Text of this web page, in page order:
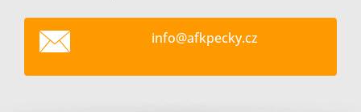
info@afkpecky.cz